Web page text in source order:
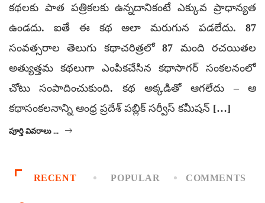
కథలకు పాత పత్రికలకు ఉన్నదానికంటే ఎక్కువ ప్రాధాన్యత
ఉండదు. ఐతే ఈ కథ అలా మరుగున పడలేదు. 87
సంవత్సరాల తెలుగు కథాచరిత్రలో 87 మంది రచయితల
అత్యుత్తమ కథలుగా ఎంపికచేసిన కథాసాగర్ సంకలనంలో
చోటు సంపాదించుకుంది. కథ అక్కడితో ఆగలేదు – ఆ
కథాసంకలనాన్ని ఆంధ్ర ప్రదేశ్ పబ్లిక్ సర్వీస్ కమీషన్ […]
పూర్తి వివరాలు ...
RECENT POPULAR COMMENTS